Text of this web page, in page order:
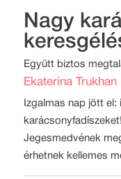
Nagy
Együtt biztos
Ekaterina Trukhan
Izgalmas nap jött
Jegesmedvének
érhetnek kellemes